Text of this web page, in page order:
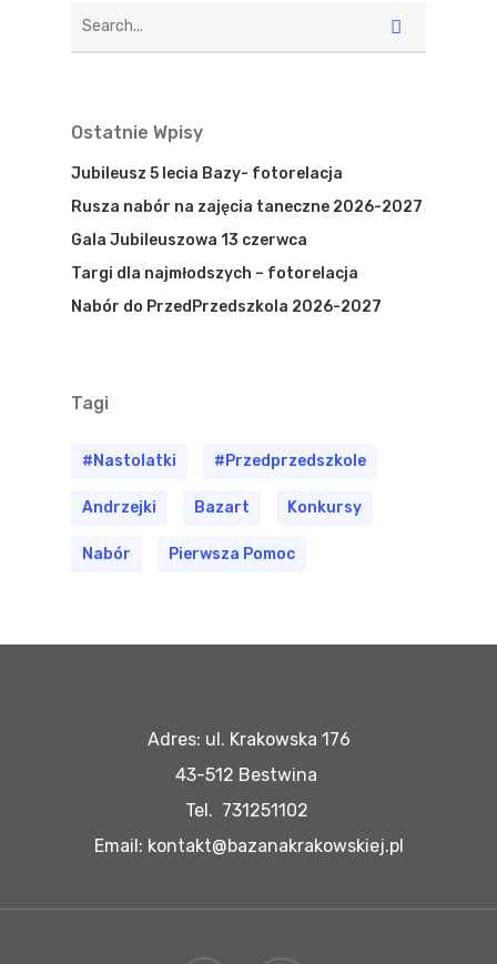
Ostatnie Wpisy
Jubileusz 5 lecia Bazy- fotorelacja
Rusza nabór na zajęcia taneczne 2026-2027
Gala Jubileuszowa 13 czerwca
Targi dla najmłodszych – fotorelacja
Nabór do PrzedPrzedszkola 2026-2027
Tagi
#nastolatki #przedprzedszkole
Andrzejki Bazart Konkursy
Nabór Pierwsza Pomoc
Adres: ul. Krakowska 176
43-512 Bestwina
Tel. 731251102
Email: kontakt@bazanakrakowskiej.pl